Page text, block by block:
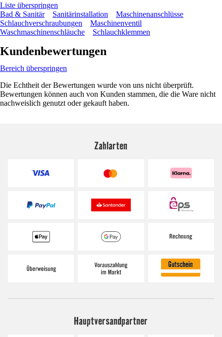
Liste überspringen
Bad & Sanitär
Sanitärinstallation
Maschinenanschlüsse
Schlauchverschraubungen
Maschinenventil
Waschmaschinenschläuche
Schlauchklemmen
Kundenbewertungen
Bereich überspringen
Die Echtheit der Bewertungen wurde von uns nicht überprüft.
Bewertungen können auch von Kunden stammen, die die Ware nicht
nachweislich genutzt oder gekauft haben.
Zahlarten
Hauptversandpartner